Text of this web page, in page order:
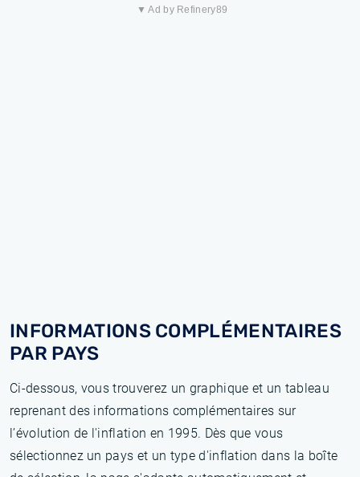
▼ Ad by Refinery89
INFORMATIONS COMPLÉMENTAIRES
PAR PAYS
Ci-dessous, vous trouverez un graphique et un tableau
reprenant des informations complémentaires sur
l’évolution de l'inflation en 1995. Dès que vous
sélectionnez un pays et un type d'inflation dans la boîte